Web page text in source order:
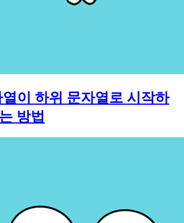
이 하위 문자열로 시작하
방법